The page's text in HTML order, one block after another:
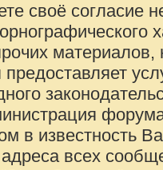
своё согласие
в известность
всех